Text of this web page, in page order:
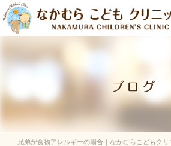
ブログ
兄弟が食物アレルギーの場合｜なかむらこどもクリ